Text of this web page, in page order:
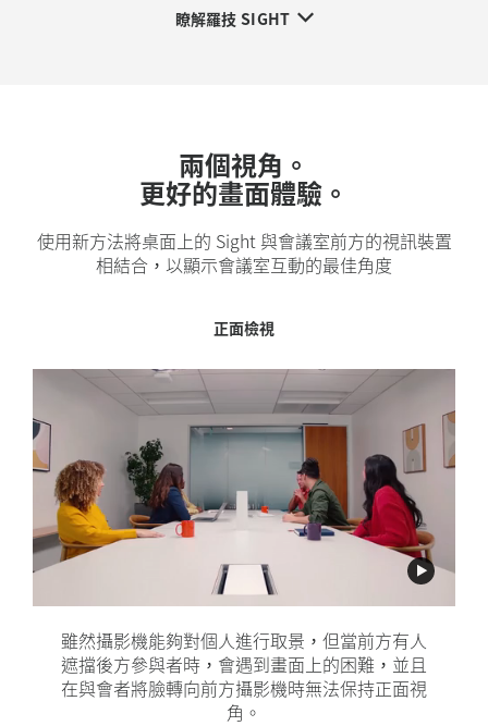
瞭解羅技 SIGHT
正面檢視
雖然攝影機能夠對個人進行取景，但當前方有人
遮擋後方參與者時，會遇到畫面上的困難，並且
在與會者將臉轉向前方攝影機時無法保持正面視
角。
中央視角
雖然攝影機能夠捕捉到房間內與會者圍坐在桌子
旁交談的情況，但當與會者將臉轉回房間前方
時，無法保持正面視角。
正面和中央視角
在房間前方放置 Rally Bar，並在桌子中央放置
Sight，您可以在對話進行時保持一致的面向前
方的現場互動視角，並使用RightSight 2 智
能切換。
兩個視角。
更好的畫面體驗。
使用新方法將桌面上的 Sight 與會議室前方的視訊裝置
相結合，以顯示會議室互動的最佳角度